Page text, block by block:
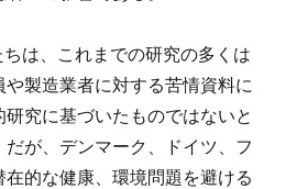
は、これまでの研究の多くは
製造業者に対する苦情資料に
究に基づいたものではないと
が、デンマーク、ドイツ、フ
的な健康、環境問題を避ける